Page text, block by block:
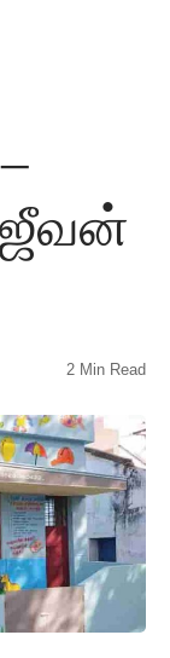
ஜீவன்
2 Min Read